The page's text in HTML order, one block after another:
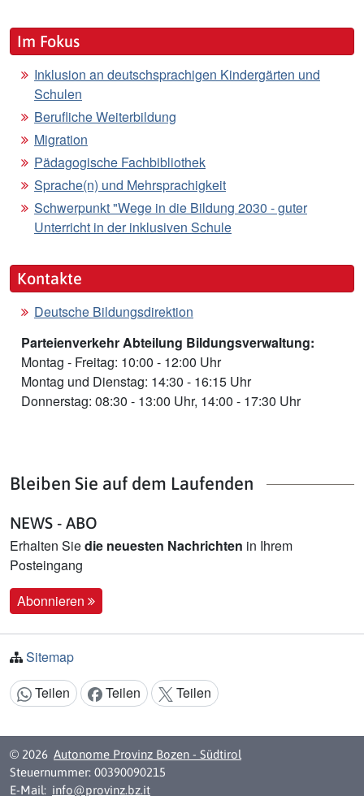
Im Fokus
Inklusion an deutschsprachigen Kindergärten und
Schulen
Berufliche Weiterbildung
Migration
Pädagogische Fachbibliothek
Sprache(n) und Mehrsprachigkeit
Schwerpunkt "Wege in die Bildung 2030 - guter
Unterricht in der inklusiven Schule
Kontakte
Deutsche Bildungsdirektion
Parteienverkehr Abteilung Bildungsverwaltung:
Montag - Freitag: 10:00 - 12:00 Uhr
Montag und Dienstag: 14:30 - 16:15 Uhr
Donnerstag: 08:30 - 13:00 Uhr, 14:00 - 17:30 Uhr
Bleiben Sie auf dem Laufenden
NEWS - ABO
Erhalten Siedie neuesten Nachrichten in Ihrem
Posteingang
Abonnieren
Sitemap
Inhalt teilen:
Teilen Teilen Teilen
© 2026 Autonome Provinz Bozen - Südtirol
Steuernummer: 00390090215
E-Mail: info@provinz.bz.it